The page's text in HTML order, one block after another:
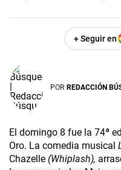
+ Seguir en
POR REDACCIÓN
El domingo 8 fue la 74ª
Oro. La comedia musical
Chazelle (Whiplash),